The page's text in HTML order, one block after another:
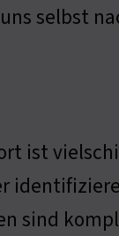
selbst
ist
sind